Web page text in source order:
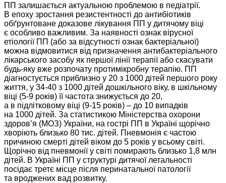
ПП залишається актуальною проб­лемою в педіатрії.
В епоху зростання резистентності до антибіотиків
обґрунтоване доказове лікування ПП у дитячому віці
є особливо важливим. За наявності ознак вірусної
етіології ПП (або за відсутності ознак бактеріальної)
можна відмовитися від призначення антибактеріального
лікарського засобу як першої лінії терапії або скасувати
будь-яку вже розпочату протимікробну терапію. ПП
діагностується приблизно у 20 з 1000 дітей першого року
життя, у 34-40 з 1000 дітей дошкільного віку, в шкільному
віці (5-9 років) її частота знижується до 20,
а в підлітковому віці (9-15 років) – ​до 10 випадків
на 1000 дітей. За статистикою ­Міністерства охорони
здоров’я (МОЗ) України, на гострі ПП в Україні щорічно
хворіють близько 80 тис. дітей. Пневмонія є частою
причиною смерті дітей віком до 5 років у всьому світі.
Щорічно від пневмонії у світі помирають близько 1,8 млн
дітей. В Україні ПП у структурі дитячої летальності
посідає третє місце після перинатальної патології
та вроджених вад розвитку.